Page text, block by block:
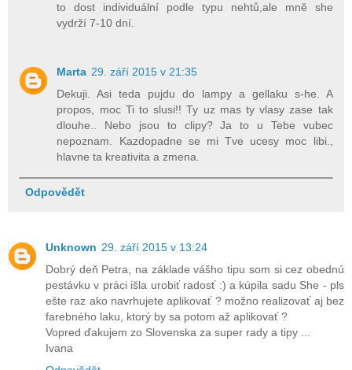
to dost individuální podle typu nehtů,ale mně she
vydrží 7-10 dní.
Marta 29. září 2015 v 21:35
Dekuji. Asi teda pujdu do lampy a gellaku s-he. A
propos, moc Ti to slusi!! Ty uz mas ty vlasy zase tak
dlouhe.. Nebo jsou to clipy? Ja to u Tebe vubec
nepoznam. Kazdopadne se mi Tve ucesy moc libi.,
hlavne ta kreativita a zmena.
Odpovědět
Unknown 29. září 2015 v 13:24
Dobrý deň Petra, na základe vášho tipu som si cez obednú
pestávku v práci išla urobiť radosť :) a kúpila sadu She - pls
ešte raz ako navrhujete aplikovať ? možno realizovať aj bez
farebného laku, ktorý by sa potom až aplikovať ?
Vopred ďakujem zo Slovenska za super rady a tipy ...
Ivana